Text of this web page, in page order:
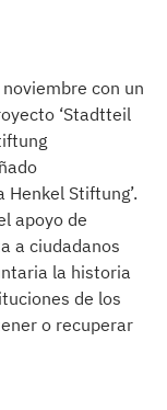
con un
‘Stadtteil
Stiftung’.
apoyo de
a ciudadanos
la historia
de los
o recuperar